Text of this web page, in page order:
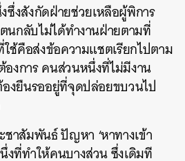
ซึ่งสังกัดฝ่ายช่วยเหลือผู้พิการ
นกลับไม่ได้ทำงานฝ่ายตามที่
ใช้คือส่งข้อความแชตเรียกไปตาม
งการ คนส่วนหนึ่งที่ไม่มีงาน
งยืนรออยู่ที่จุดปล่อยขบวนไป
ชาสัมพันธ์ ปัญหา ‘หาทางเข้า
งที่ทำให้คนบางส่วน ซึ่งเดิมที